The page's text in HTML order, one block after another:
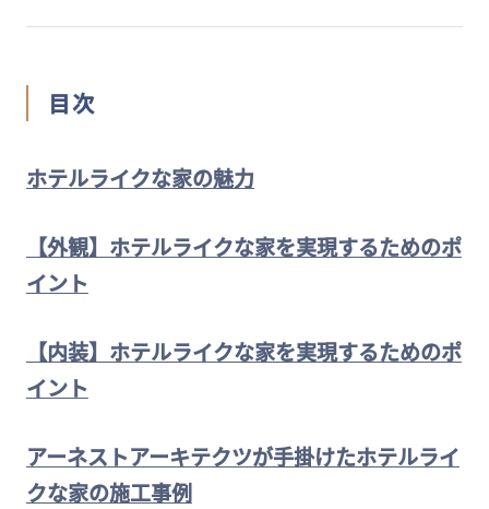
目次
ホテルライクな家の魅力
【外観】ホテルライクな家を実現するためのポ
イント
【内装】ホテルライクな家を実現するためのポ
イント
アーネストアーキテクツが手掛けたホテルライ
クな家の施工事例